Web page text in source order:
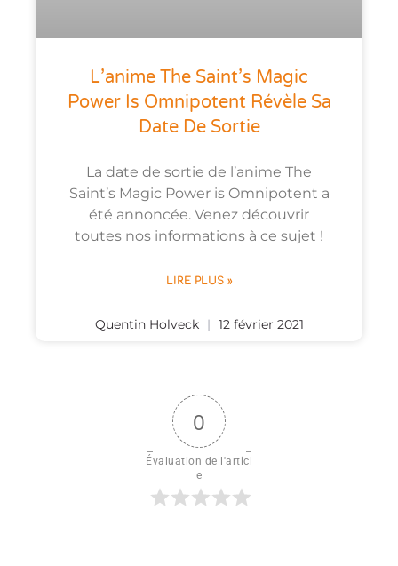
L’anime The Saint’s Magic
Power Is Omnipotent Révèle Sa
Date De Sortie
La date de sortie de l’anime The
Saint’s Magic Power is Omnipotent a
été annoncée. Venez découvrir
toutes nos informations à ce sujet !
LIRE PLUS »
Quentin Holveck 12 février 2021
0
Évaluation de l'articl
e